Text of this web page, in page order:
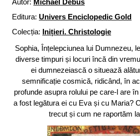
Autor: Michael Debus
Editura: Univers Enciclopedic Gold
Colecția: Inițieri. Christologie
Sophia, Înțelepciunea lui Dumnezeu,
diverse timpuri și locuri încă din
ei dumnezeiască o situează
semnificație cosmică, ridicând, în
profunde asupra rolului pe care-l are
a fost legătura ei cu Eva și cu Maria?
trecut și cum ne raportăm